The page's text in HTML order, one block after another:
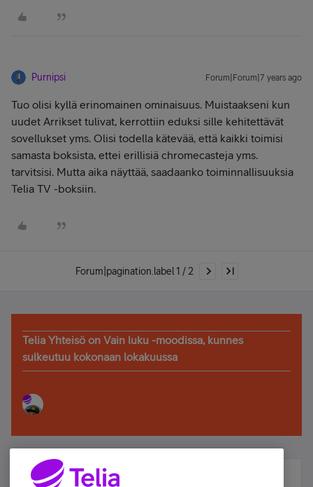
Purnipsi Forum|Forum|7 years ago
Tuo olisi kyllä erinomainen ominaisuus. Muistaakseni kun
uudet Arrikset tulivat, kerrottiin eduksi sille kehitettävät
sovellukset yms. Olisi todella kätevää, että kaikki toimisi
samasta boksista, ettei erillisiä chromecasteja yms.
tarvitsisi. Mutta aika näyttää, saadaanko toiminnallisuuksia
Telia TV -boksiin.
Forum|pagination.label 1 / 2
Telia Yhteisö on Vain luku -moodissa, kunnes
sulkeutuu kokonaan lokakuussa
Älä jää paitsi – osallistu ja voita!